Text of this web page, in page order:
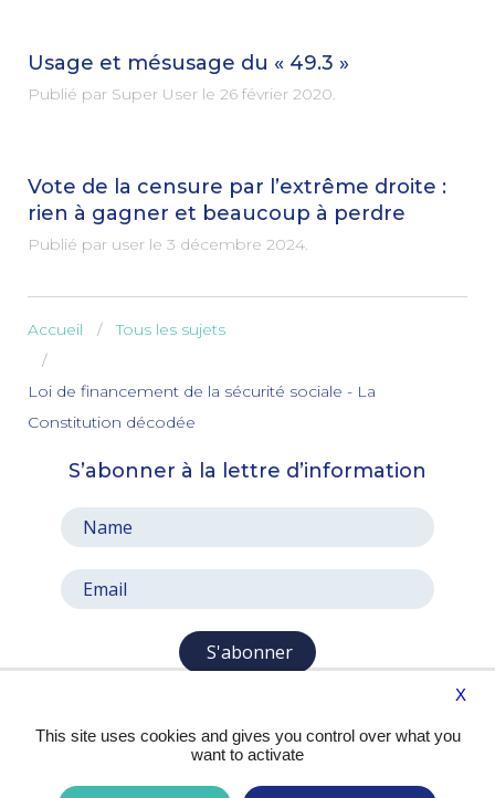
Usage et mésusage du « 49.3 »
Publié par Super User le 26 février 2020.
Vote de la censure par l’extrême droite :
rien à gagner et beaucoup à perdre
Publié par user le 3 décembre 2024.
Accueil Tous les sujets
Loi de financement de la sécurité sociale - La
Constitution décodée
S’abonner à la lettre d’information
S'abonner
X
This site uses cookies and gives you control over what you
want to activate